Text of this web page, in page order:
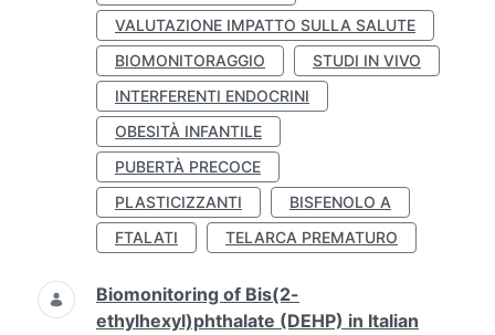
VALUTAZIONE IMPATTO SULLA SALUTE
BIOMONITORAGGIO
STUDI IN VIVO
INTERFERENTI ENDOCRINI
OBESITÀ INFANTILE
PUBERTÀ PRECOCE
PLASTICIZZANTI
BISFENOLO A
FTALATI
TELARCA PREMATURO
Biomonitoring of Bis(2-
ethylhexyl)phthalate (DEHP) in Italian